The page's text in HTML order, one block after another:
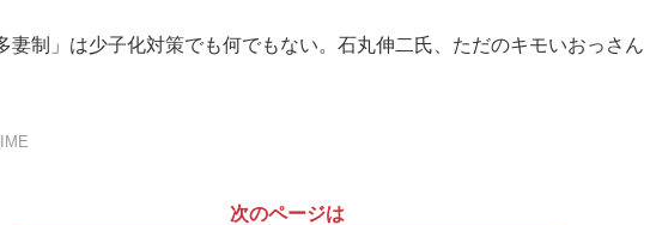
妻制」は少子化対策でも何でもない。石丸伸二氏、ただのキモいおっさん
次のページは